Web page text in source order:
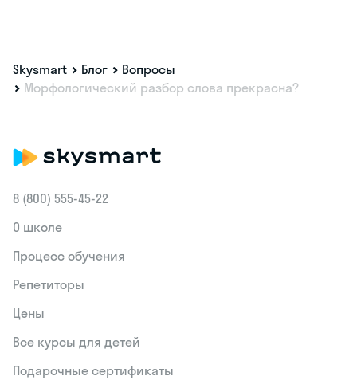
Skysmart Блог
Вопросы
Морфологический разбор слова прекрасна?
8 (800) 555‑45-22
О школе
Процесс обучения
Репетиторы
Цены
Все курсы для детей
Подарочные сертификаты